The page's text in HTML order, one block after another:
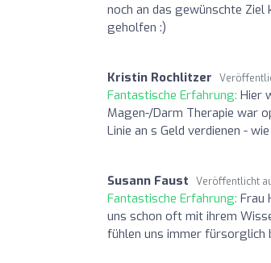
noch an das gewünschte Ziel
geholfen :)
Kristin Rochlitzer
Fantastische Erfahrung: Hier
Magen-/Darm Therapie war
Linie an s Geld verdienen -
Susann Faust Veröffentlicht
Fantastische Erfahrung: Frau
uns schon oft mit ihrem
fühlen uns immer fürsorglich